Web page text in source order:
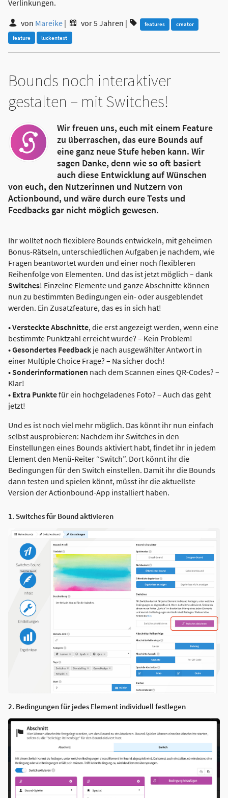
Verlinkungen.
von Mareike | vor 5 Jahren | features
creator
feature
lückentext
Bounds noch interaktiver
gestalten – mit Switches!
Wir freuen uns, euch mit einem Feature
zu überraschen, das eure Bounds auf
eine ganz neue Stufe heben kann. Wir
sagen Danke, denn wie so oft basiert
auch diese Entwicklung auf Wünschen
von euch, den Nutzerinnen und Nutzern von
Actionbound, und wäre durch eure Tests und
Feedbacks gar nicht möglich gewesen.
Ihr wolltet noch flexiblere Bounds entwickeln, mit geheimen
Bonus-Rätseln, unterschiedlichen Aufgaben je nachdem, wie
Fragen beantwortet wurden und einer noch flexibleren
Reihenfolge von Elementen. Und das ist jetzt möglich – dank
Switches! Einzelne Elemente und ganze Abschnitte können
nun zu bestimmten Bedingungen ein- oder ausgeblendet
werden. Ein Zusatzfeature, das es in sich hat!
• Versteckte Abschnitte, die erst angezeigt werden, wenn eine
bestimmte Punktzahl erreicht wurde? – Kein Problem!
• Gesondertes Feedback je nach ausgewählter Antwort in
einer Multiple Choice Frage? – Na sicher doch!
• Sonderinformationen nach dem Scannen eines QR-Codes? –
Klar!
• Extra Punktefür ein hochgeladenes Foto? – Auch das geht
jetzt!
Und es ist noch viel mehr möglich. Das könnt ihr nun einfach
selbst ausprobieren: Nachdem ihr Switches in den
Einstellungen eines Bounds aktiviert habt, findet ihr in jedem
Element den Menü-Reiter “Switch”. Dort könnt ihr die
Bedingungen für den Switch einstellen. Damit ihr die Bounds
dann testen und spielen könnt, müsst ihr die aktuellste
Version der Actionbound-App installiert haben.
1. Switches für Bound aktivieren
2. Bedingungen für jedes Element individuell festlegen